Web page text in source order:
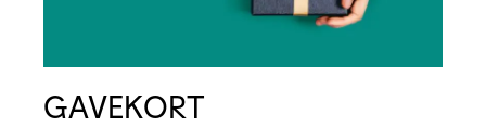
GAVEKORT